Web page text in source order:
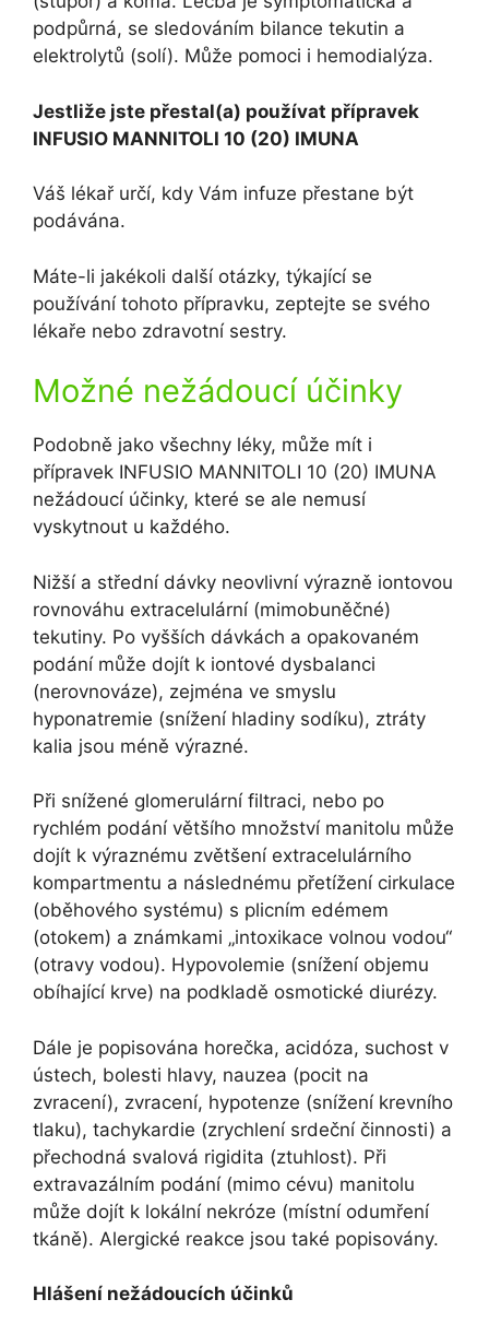
podpůrná, se sledováním bilance tekutin a
elektrolytů (solí). Může pomoci i hemodialýza.
Jestliže jste přestal(a) používat přípravek
INFUSIO MANNITOLI 10 (20) IMUNA
Váš lékař určí, kdy Vám infuze přestane být
podávána.
Máte-li jakékoli další otázky, týkající se
používání tohoto přípravku, zeptejte se svého
lékaře nebo zdravotní sestry.
Možné nežádoucí účinky
Podobně jako všechny léky, může mít i
přípravek INFUSIO MANNITOLI 10 (20) IMUNA
nežádoucí účinky, které se ale nemusí
vyskytnout u každého.
Nižší a střední dávky neovlivní výrazně iontovou
rovnováhu extracelulární (mimobuněčné)
tekutiny. Po vyšších dávkách a opakovaném
podání může dojít k iontové dysbalanci
(nerovnováze), zejména ve smyslu
hyponatremie (snížení hladiny sodíku), ztráty
kalia jsou méně výrazné.
Při snížené glomerulární filtraci, nebo po
rychlém podání většího množství manitolu může
dojít k výraznému zvětšení extracelulárního
kompartmentu a následnému přetížení cirkulace
(oběhového systému) s plicním edémem
(otokem) a známkami „intoxikace volnou vodou“
(otravy vodou). Hypovolemie (snížení objemu
obíhající krve) na podkladě osmotické diurézy.
Dále je popisována horečka, acidóza, suchost v
ústech, bolesti hlavy, nauzea (pocit na
zvracení), zvracení, hypotenze (snížení krevního
tlaku), tachykardie (zrychlení srdeční činnosti) a
přechodná svalová rigidita (ztuhlost). Při
extravazálním podání (mimo cévu) manitolu
může dojít k lokální nekróze (místní odumření
tkáně). Alergické reakce jsou také popisovány.
Hlášení nežádoucích účinků